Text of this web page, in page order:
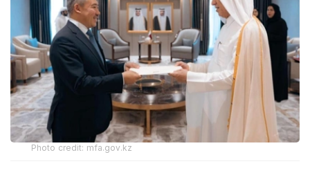
Photo credit: mfa.gov.kz